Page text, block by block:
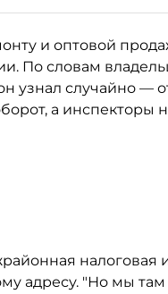
и оптовой
По словам
узнал случайно —
а инспекторы
налоговая
адресу. "Но мы